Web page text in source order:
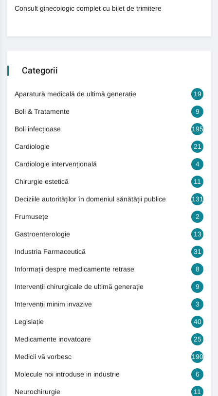
Consult ginecologic complet cu bilet de trimitere
Categorii
Aparatură medicală de ultimă generație 19
Boli & Tratamente 9
Boli infecțioase 195
Cardiologie 21
Cardiologie intervențională 4
Chirurgie estetică 11
Deciziile autorităților în domeniul sănătății publice 131
Frumusețe 2
Gastroenterologie 13
Industria Farmaceutică 31
Informații despre medicamente retrase 8
Intervenții chirurgicale de ultimă generație 9
Intervenții minim invazive 3
Legislație 40
Medicamente inovatoare 25
Medicii vă vorbesc 190
Molecule noi introduse in industrie 6
Neurochirurgie 11